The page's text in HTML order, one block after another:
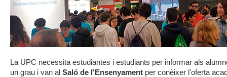
La UPC necessita estudiantes i estudiants per informar als
un grau i van al Saló de l'Ensenyament per conèixer l'oferta